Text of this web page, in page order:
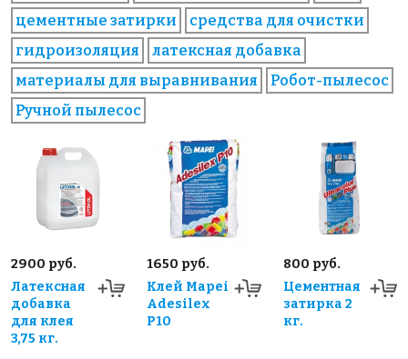
цементные затирки
средства для очистки
гидроизоляция
латексная добавка
материалы для выравнивания
Робот-пылесос
Ручной пылесос
2900 руб.
Латексная
добавка
для клея
3,75 кг.
1650 руб.
Клей Mapei
Adesilex
P10
800 руб.
Цементная
затирка 2
кг.